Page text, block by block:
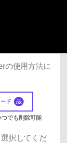
の使用方法に
ド
択してくだ